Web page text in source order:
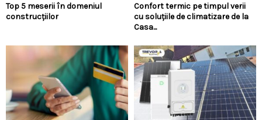
Top 5 meserii în domeniul
construcțiilor
Confort termic pe timpul verii
cu soluțiile de climatizare de la
Casa...